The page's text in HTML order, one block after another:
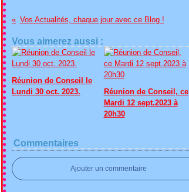
Vos Actualités, chaque jour avec ce Blog !
Vous aimerez aussi :
Réunion de Conseil le
Lundi 30 oct. 2023.
Réunion de Conseil, ce
Mardi 12 sept.2023 à
20h30
Commentaires
Ajouter un commentaire